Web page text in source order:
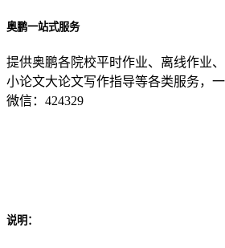
奥鹏一站式服务
提供奥鹏各院校平时作业、离线作业
小论文大论文写作指导等各类服务，
微信：424329
说明：